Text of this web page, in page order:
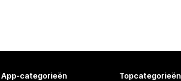
App-categorieën Topcategorieën